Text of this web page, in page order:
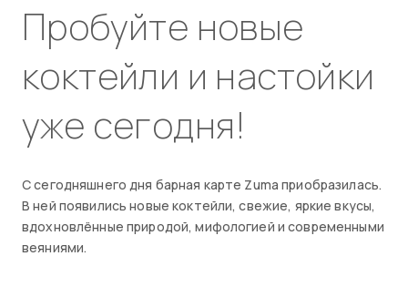
Пробуйте новые
коктейли и настойки
уже сегодня!
С сегодняшнего дня барная карте Zuma приобразилась.
В ней появились новые коктейли, свежие, яркие вкусы,
вдохновлённые природой, мифологией и современными
веяниями.